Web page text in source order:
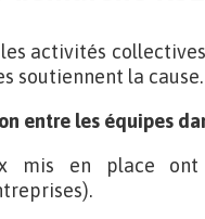
activités
soutiennent la cause.
entre les équipes
mis en place ont